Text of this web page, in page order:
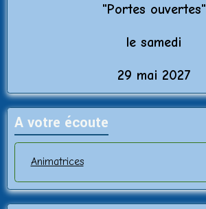
"Portes ouvertes"
le samedi
29 mai 2027
A votre écoute
Animatrices